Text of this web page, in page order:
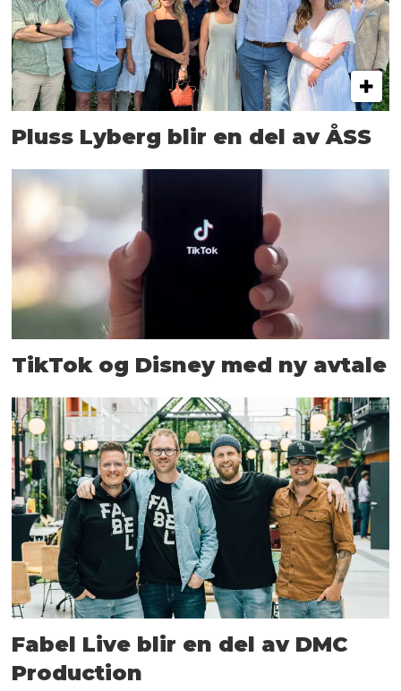
Pluss Lyberg blir en del av ÅSS
TikTok og Disney med ny avtale
Fabel Live blir en del av DMC
Production